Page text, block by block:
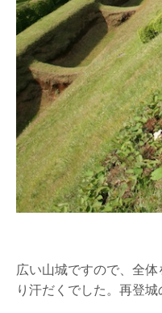
広い山城ですので、全
り汗だくでした。再登城